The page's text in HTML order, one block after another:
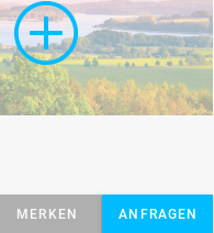
MERKEN ANFRAGEN